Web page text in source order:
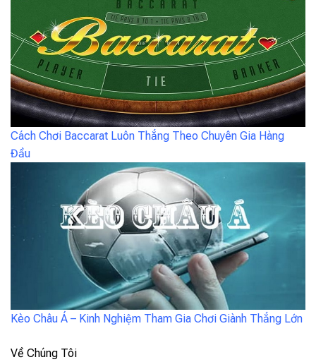
Cách Chơi Baccarat Luôn Thắng Theo Chuyên Gia Hàng
Đầu
Kèo Châu Á – Kinh Nghiệm Tham Gia Chơi Giành Thắng Lớn
Về Chúng Tôi